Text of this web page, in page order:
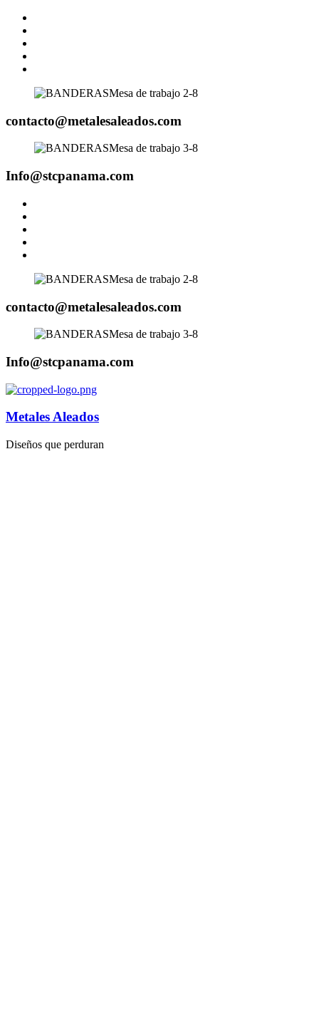
contacto@metalesaleados.com
Info@stcpanama.com
contacto@metalesaleados.com
Info@stcpanama.com
Metales Aleados
Diseños que perduran